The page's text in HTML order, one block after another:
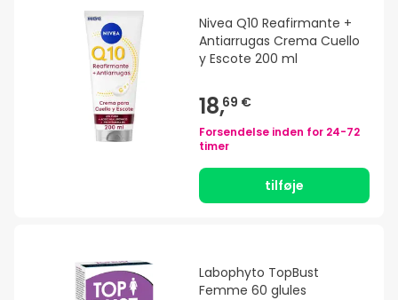
Nivea Q10 Reafirmante +
Antiarrugas Crema Cuello
y Escote 200 ml
18,69 €
Forsendelse inden for 24-72
timer
tilføje
Labophyto TopBust
Femme 60 glules